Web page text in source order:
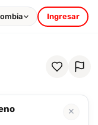
Ingresar
✕